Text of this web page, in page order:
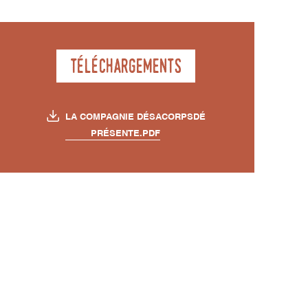
Téléchargements
LA COMPAGNIE DÉSACORPSDÉ
PRÉSENTE.PDF